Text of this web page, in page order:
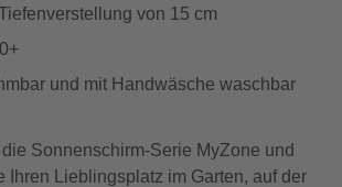
von 15 cm
und mit Handwäsche waschbar
Sonnenschirm-Serie MyZone und
Ihren Lieblingsplatz im Garten, auf der